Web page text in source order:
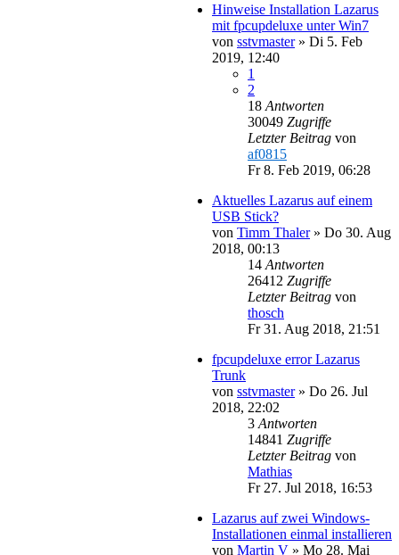
Hinweise Installation Lazarus
mit fpcupdeluxe unter Win7
von sstvmaster» Di 5. Feb
2019, 12:40
1
2
18 Antworten
30049 Zugriffe
Letzter Beitrag von
af0815
Fr 8. Feb 2019, 06:28
Aktuelles Lazarus auf einem
USB Stick?
von Timm Thaler» Do 30. Aug
2018, 00:13
14 Antworten
26412 Zugriffe
Letzter Beitrag von
thosch
Fr 31. Aug 2018, 21:51
fpcupdeluxe error Lazarus
Trunk
von sstvmaster» Do 26. Jul
2018, 22:02
3 Antworten
14841 Zugriffe
Letzter Beitrag von
Mathias
Fr 27. Jul 2018, 16:53
Lazarus auf zwei Windows-
Installationen einmal installieren
von Martin V » Mo 28. Mai